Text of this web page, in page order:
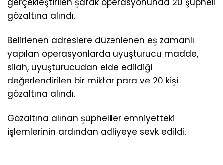
gözaltına alındı.
Belirlenen adreslere düzenlenen eş zamanlı
yapılan operasyonlarda uyuşturucu madde,
silah, uyuşturucudan elde edildiği
değerlendirilen bir miktar para ve 20 kişi
gözaltına alındı.
Gözaltına alınan şüpheliler emniyetteki
işlemlerinin ardından adliyeye sevk edildi.